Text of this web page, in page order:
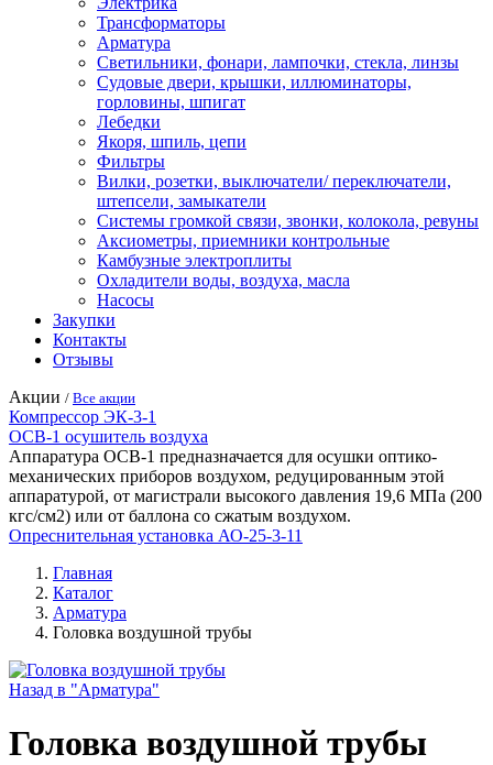
Трансформаторы
Арматура
Светильники, фонари, лампочки, стекла, линзы
Судовыe двери, крышки, иллюминаторы,
горловины, шпигат
Лебедки
Якоря, шпиль, цепи
Фильтры
Вилки, розетки, выключатели/ переключатели,
штепсели, замыкатели
Системы громкой связи, звонки, колокола, ревуны
Аксиометры, приемники контрольные
Камбузные электроплиты
Охладители воды, воздуха, масла
Насосы
Закупки
Контакты
Отзывы
Акции / Все акции
Компрессор ЭК-3-1
ОСВ-1 осушитель воздуха
Аппаратура ОСВ-1 предназначается для осушки оптико-
механических приборов воздухом, редуцированным этой
аппаратурой, от магистрали высокого давления 19,6 МПа (200
кгс/см2) или от баллона со сжатым воздухом.
Опреснительная установка АО-25-3-11
Главная
Каталог
Арматура
Головка воздушной трубы
Назад в "Арматура"
Головка воздушной трубы